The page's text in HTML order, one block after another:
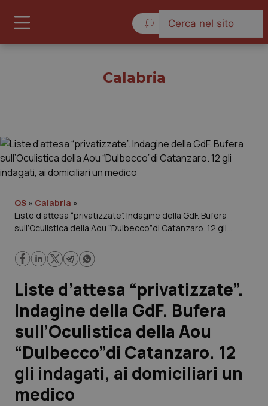
Cronache
Governo e Parlamento
Regioni e Asl
Lavoro e Professioni
Scienza e Farmaci
Studi e Analisi
Lettere al direttore
Edizioni Regionali
Calabria
QS » Calabria »
Liste d’attesa “privatizzate”. Indagine della GdF. Bufera
sull’Oculistica della Aou “Dulbecco”di Catanzaro. 12 gli
Liste d’attesa “privatizzate”.
Indagine della GdF. Bufera
sull’Oculistica della Aou
“Dulbecco”di Catanzaro. 12
gli indagati, ai domiciliari un
medico